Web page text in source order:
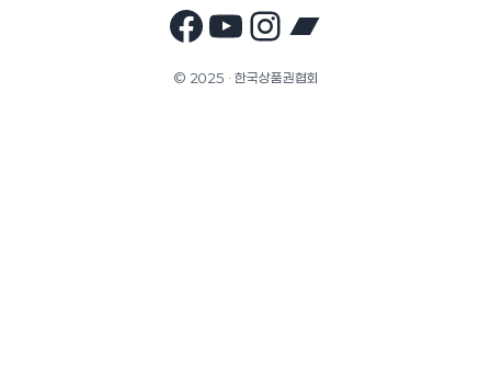
Facebook
YouTube
Instagram
© 2025 · 한국상품권협회